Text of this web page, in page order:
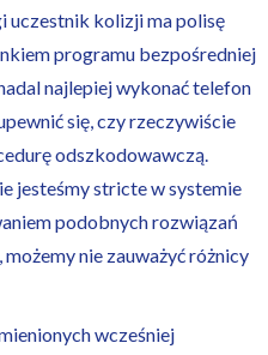
uczestnik kolizji ma polisę
programu bezpośredniej
najlepiej wykonać telefon
się, czy rzeczywiście
odszkodowawczą.
jesteśmy stricte w systemie
podobnych rozwiązań
nie zauważyć różnicy
wcześniej